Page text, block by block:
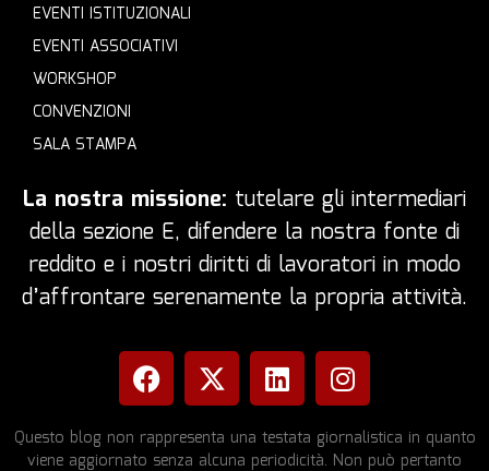
EVENTI ISTITUZIONALI
EVENTI ASSOCIATIVI
WORKSHOP
CONVENZIONI
SALA STAMPA
La nostra missione: tutelare gli intermediari
della sezione E, difendere la nostra fonte di
reddito e i nostri diritti di lavoratori in modo
d’affrontare serenamente la propria attività.
Questo blog non rappresenta una testata giornalistica in quanto
viene aggiornato senza alcuna periodicità. Non può pertanto